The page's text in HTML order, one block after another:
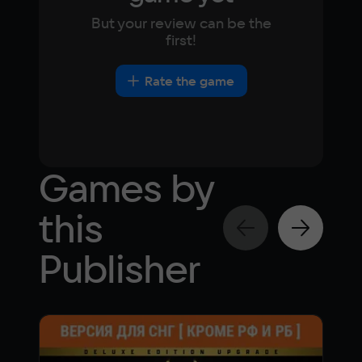
Play in the cloud
But your review can be the
first!
Rate the game
Games by
this
Publisher